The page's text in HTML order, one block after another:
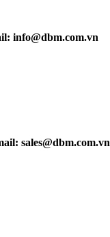
info@dbm.com.vn
sales@dbm.com.vn